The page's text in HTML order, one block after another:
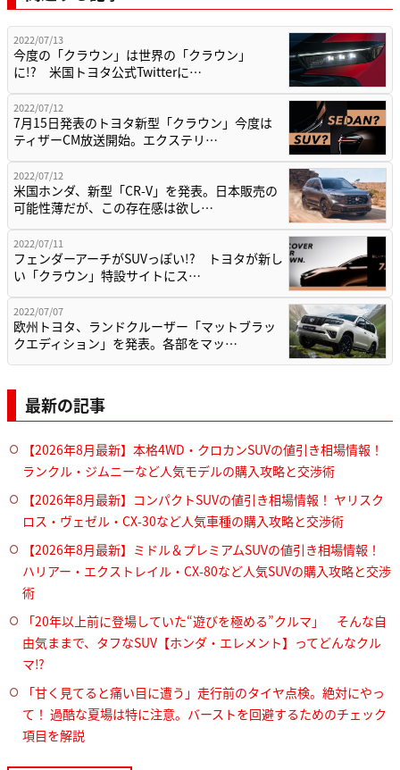
2022/07/13
今度の「クラウン」は世界の「クラウン」
に!? 米国トヨタ公式Twitterに…
2022/07/12
7月15日発表のトヨタ新型「クラウン」今度は
ティザーCM放送開始。エクステリ…
2022/07/12
米国ホンダ、新型「CR-V」を発表。日本販売の
可能性薄だが、この存在感は欲し…
2022/07/11
フェンダーアーチがSUVっぽい!? トヨタが新し
い「クラウン」特設サイトにス…
2022/07/07
欧州トヨタ、ランドクルーザー「マットブラッ
クエディション」を発表。各部をマッ…
最新の記事
【2026年8月最新】本格4WD・クロカンSUVの値引き相場情報！
ランクル・ジムニーなど人気モデルの購入攻略と交渉術
【2026年8月最新】コンパクトSUVの値引き相場情報！ ヤリスク
ロス・ヴェゼル・CX-30など人気車種の購入攻略と交渉術
【2026年8月最新】ミドル＆プレミアムSUVの値引き相場情報！
ハリアー・エクストレイル・CX-80など人気SUVの購入攻略と交渉
術
「20年以上前に登場していた“遊びを極める”クルマ」 そんな自
由気ままで、タフなSUV【ホンダ・エレメント】ってどんなクル
マ⁉︎
「甘く見てると痛い目に遭う」走行前のタイヤ点検。絶対にやっ
て！ 過酷な夏場は特に注意。バーストを回避するためのチェック
項目を解説